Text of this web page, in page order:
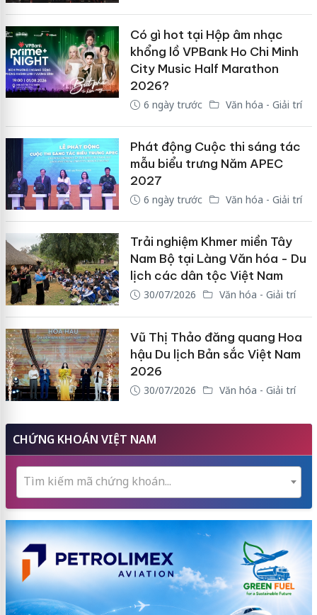
Có gì hot tại Hộp âm nhạc
khổng lồ VPBank Ho Chi Minh
City Music Half Marathon
2026?
6 ngày trước Văn hóa - Giải trí
Phát động Cuộc thi sáng tác
mẫu biểu trưng Năm APEC
2027
6 ngày trước Văn hóa - Giải trí
Trải nghiệm Khmer miền Tây
Nam Bộ tại Làng Văn hóa - Du
lịch các dân tộc Việt Nam
30/07/2026 Văn hóa - Giải trí
Vũ Thị Thảo đăng quang Hoa
hậu Du lịch Bản sắc Việt Nam
2026
30/07/2026 Văn hóa - Giải trí
CHỨNG KHOÁN VIỆT NAM
Tìm kiếm mã chứng khoán...